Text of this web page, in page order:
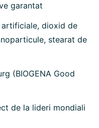
garantat
dioxid de
stearat de
(BIOGENA Good
de la lideri mondiali